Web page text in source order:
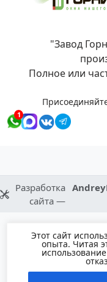
Этот сайт
опыта. Читая
"Завод
Полное или
1
Разработка
сайта —